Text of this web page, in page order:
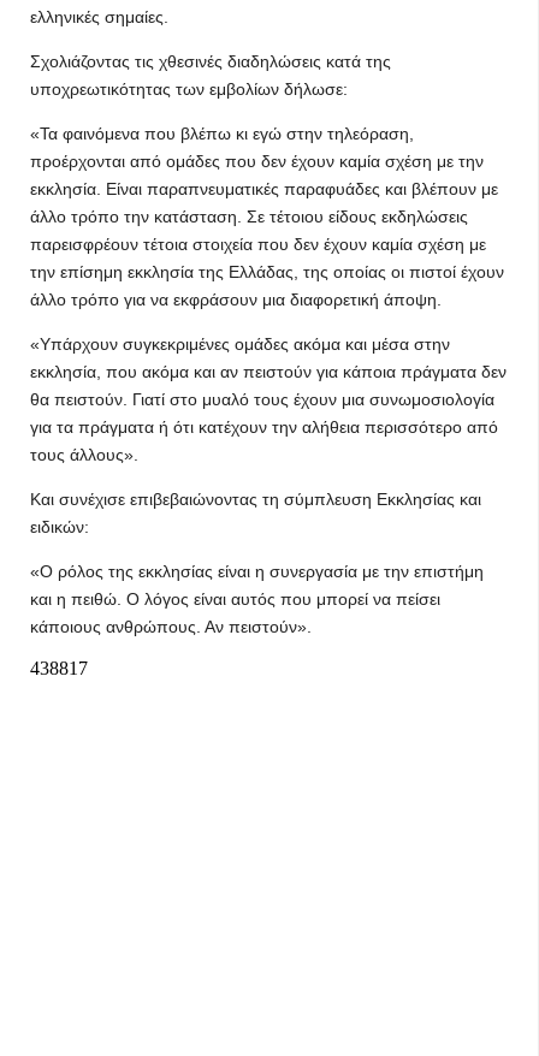
ελληνικές σημαίες.
Σχολιάζοντας τις χθεσινές διαδηλώσεις κατά της
υποχρεωτικότητας των εμβολίων δήλωσε:
«Τα φαινόμενα που βλέπω κι εγώ στην τηλεόραση,
προέρχονται από ομάδες που δεν έχουν καμία σχέση με την
εκκλησία. Είναι παραπνευματικές παραφυάδες και βλέπουν με
άλλο τρόπο την κατάσταση. Σε τέτοιου είδους εκδηλώσεις
παρεισφρέουν τέτοια στοιχεία που δεν έχουν καμία σχέση με
την επίσημη εκκλησία της Ελλάδας, της οποίας οι πιστοί έχουν
άλλο τρόπο για να εκφράσουν μια διαφορετική άποψη.
«Υπάρχουν συγκεκριμένες ομάδες ακόμα και μέσα στην
εκκλησία, που ακόμα και αν πειστούν για κάποια πράγματα δεν
θα πειστούν. Γιατί στο μυαλό τους έχουν μια συνωμοσιολογία
για τα πράγματα ή ότι κατέχουν την αλήθεια περισσότερο από
τους άλλους».
Και συνέχισε επιβεβαιώνοντας τη σύμπλευση Εκκλησίας και
ειδικών:
«Ο ρόλος της εκκλησίας είναι η συνεργασία με την επιστήμη
και η πειθώ. Ο λόγος είναι αυτός που μπορεί να πείσει
κάποιους ανθρώπους. Αν πειστούν».